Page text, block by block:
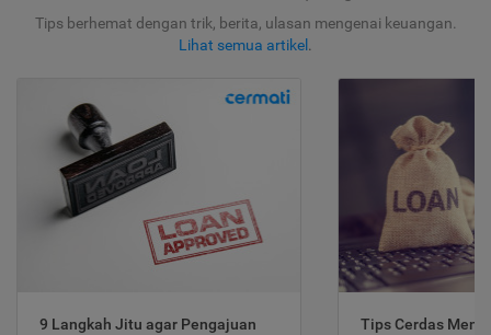
Tips berhemat dengan trik, berita, ulasan mengenai keuangan.
Lihat semua artikel .
9 Langkah Jitu agar Pengajuan
Tips Cerdas